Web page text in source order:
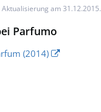
Aktualisierung am 31.12.2015.
Parfumo
(2014)